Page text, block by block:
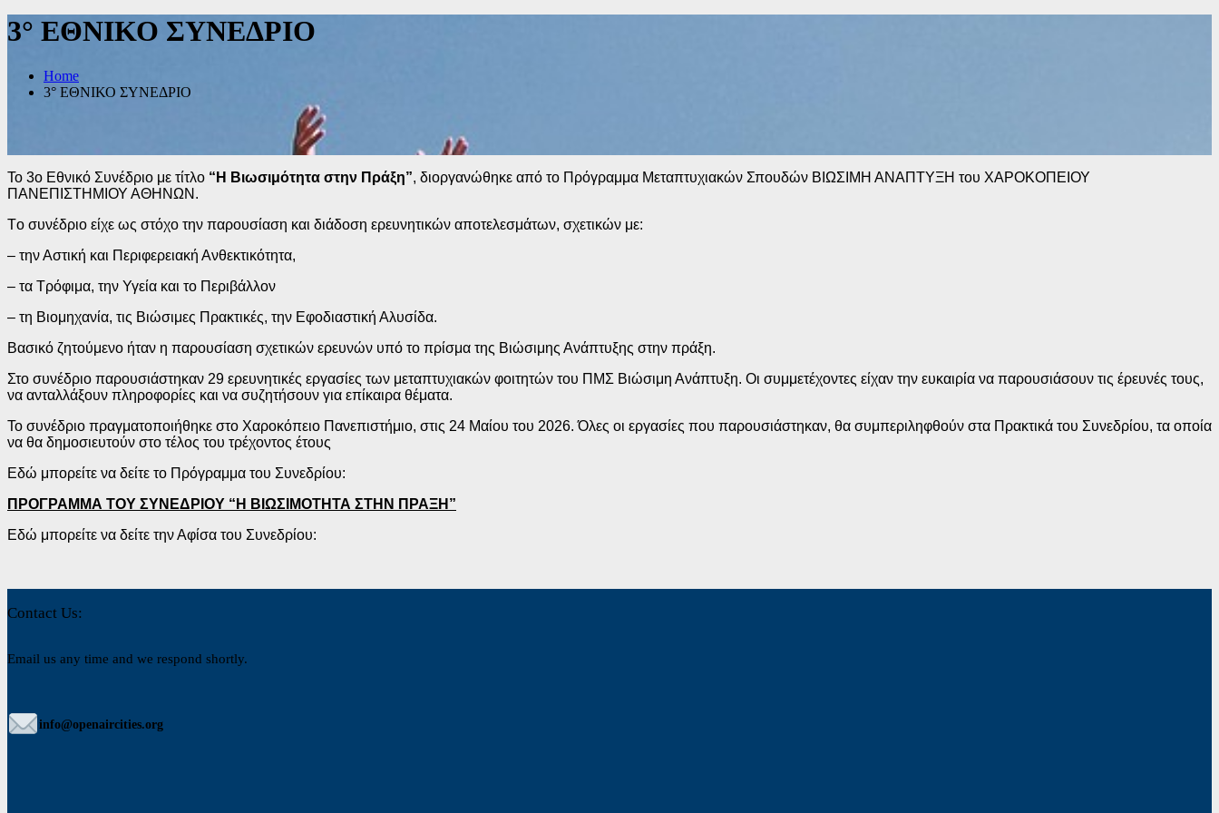
3° ΕΘΝΙΚΟ ΣΥΝΕΔΡΙΟ
Home
3° ΕΘΝΙΚΟ ΣΥΝΕΔΡΙΟ
Το 3ο Εθνικό Συνέδριο με τίτλο “Η Βιωσιμότητα στην Πράξη”, διοργανώθηκε από το Πρόγραμμα Μεταπτυχιακών Σπουδών ΒΙΩΣΙΜΗ ΑΝΑΠΤΥΞΗ του ΧΑΡΟΚΟΠΕΙΟΥ
ΠΑΝΕΠΙΣΤΗΜΙΟΥ ΑΘΗΝΩΝ.
Τo συνέδριο είχε ως στόχο την παρουσίαση και διάδοση ερευνητικών αποτελεσμάτων, σχετικών με:
– την Αστική και Περιφερειακή Ανθεκτικότητα,
– τα Τρόφιμα, την Υγεία και το Περιβάλλον
– τη Βιομηχανία, τις Βιώσιμες Πρακτικές, την Εφοδιαστική Αλυσίδα.
Βασικό ζητούμενο ήταν η παρουσίαση σχετικών ερευνών υπό το πρίσμα της Βιώσιμης Ανάπτυξης στην πράξη.
Στο συνέδριο παρουσιάστηκαν 29 ερευνητικές εργασίες των μεταπτυχιακών φοιτητών του ΠΜΣ Βιώσιμη Ανάπτυξη. Οι συμμετέχοντες είχαν την ευκαιρία να παρουσιάσουν τις έρευνές τους,
να ανταλλάξουν πληροφορίες και να συζητήσουν για επίκαιρα θέματα.
Το συνέδριο πραγματοποιήθηκε στο Χαροκόπειο Πανεπιστήμιο, στις 24 Μαίου του 2026. Όλες οι εργασίες που παρουσιάστηκαν, θα συμπεριληφθούν στα Πρακτικά του Συνεδρίου, τα οποία
να θα δημοσιευτούν στο τέλος του τρέχοντος έτους
Εδώ μπορείτε να δείτε το Πρόγραμμα του Συνεδρίου:
ΠΡΟΓΡΑΜΜΑ ΤΟΥ ΣΥΝΕΔΡΙΟΥ “Η ΒΙΩΣΙΜΟΤΗΤΑ ΣΤΗΝ ΠΡΑΞΗ”
Εδώ μπορείτε να δείτε την Αφίσα του Συνεδρίου:
Contact Us:
Email us any time and we respond shortly.
info@openaircities.org